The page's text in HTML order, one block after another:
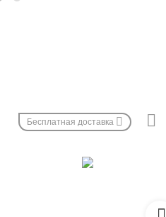
Бесплатная доставка